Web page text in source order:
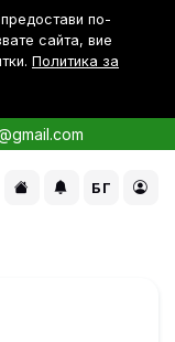
по-
сайта, вие
Политика за
БГ